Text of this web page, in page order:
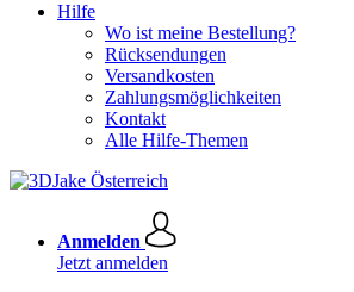
Hilfe
Wo ist meine Bestellung?
Rücksendungen
Versandkosten
Zahlungsmöglichkeiten
Kontakt
Alle Hilfe-Themen
Anmelden
Jetzt anmelden